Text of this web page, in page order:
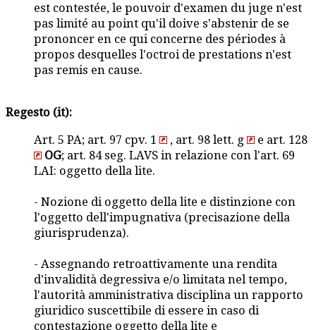
est contestée, le pouvoir d'examen du juge n'est
pas limité au point qu'il doive s'abstenir de se
prononcer en ce qui concerne des périodes à
propos desquelles l'octroi de prestations n'est
pas remis en cause.
Regesto (it):
Art. 5 PA; art. 97 cpv. 1 , art. 98 lett. g
e art. 128
OG; art. 84 seg. LAVS in relazione con l'art. 69
LAI: oggetto della lite.
- Nozione di oggetto della lite e distinzione con
l'oggetto dell'impugnativa (precisazione della
giurisprudenza).
- Assegnando retroattivamente una rendita
d'invalidità degressiva e/o limitata nel tempo,
l'autorità amministrativa disciplina un rapporto
giuridico suscettibile di essere in caso di
contestazione oggetto della lite e